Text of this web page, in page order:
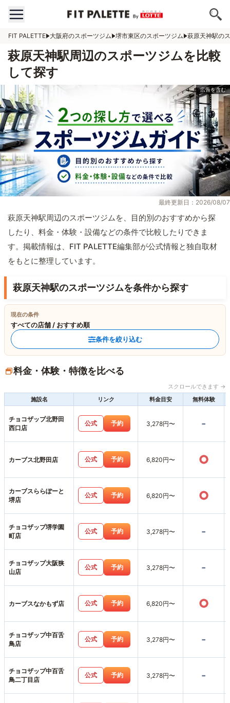
FIT PALETTE 大阪府のスポーツジム 堺市東区のスポーツジム 萩原天神駅の
萩原天神駅周辺のスポーツジムを比較
して探す
最終更新日：2026/08/07
萩原天神駅周辺のスポーツジムを、目的別のおすすめから探
したり、料金・体験・設備などの条件で比較したりできま
す。掲載情報は、FIT PALETTE編集部が公式情報と独自取材
をもとに整理しています。
萩原天神駅のスポーツジムを条件から探す
現在の条件
すべての店舗 / おすすめ順
条件を絞り込む
料金・体験・特徴を比べる
スクロールできます →
施設名
リンク 料金目安 無料体験
チョコザップ北野田
西口店
公式 予約 3,278円〜 -
カーブス北野田店 公式 予約 6,820円〜 ○
カーブスららぽーと
堺店
公式 予約 6,820円〜 ○
チョコザップ堺学園
町店
公式 予約 3,278円〜 -
チョコザップ大阪狭
山店
公式 予約 3,278円〜 -
カーブスなかもず店 公式 予約 6,820円〜 ○
チョコザップ中百舌
鳥店
公式 予約 3,278円〜 -
チョコザップ中百舌
鳥二丁目店
公式 予約 3,278円〜 -